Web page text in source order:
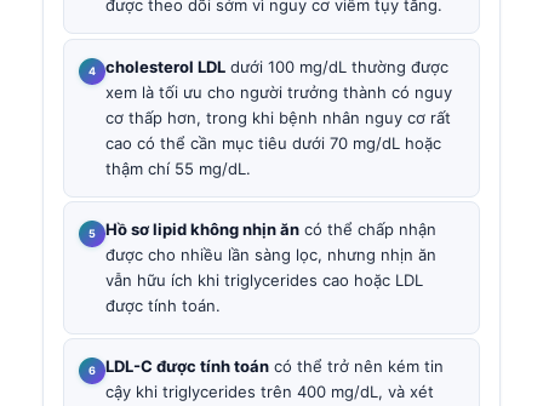
được theo dõi sớm vì nguy cơ viêm tụy tăng.
cholesterol LDL dưới 100 mg/dL thường được
xem là tối ưu cho người trưởng thành có nguy
cơ thấp hơn, trong khi bệnh nhân nguy cơ rất
cao có thể cần mục tiêu dưới 70 mg/dL hoặc
thậm chí 55 mg/dL.
Hồ sơ lipid không nhịn ăn có thể chấp nhận
được cho nhiều lần sàng lọc, nhưng nhịn ăn
vẫn hữu ích khi triglycerides cao hoặc LDL
được tính toán.
LDL-C được tính toán có thể trở nên kém tin
cậy khi triglycerides trên 400 mg/dL, và xét